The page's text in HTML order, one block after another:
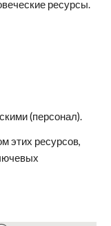
(персонал).